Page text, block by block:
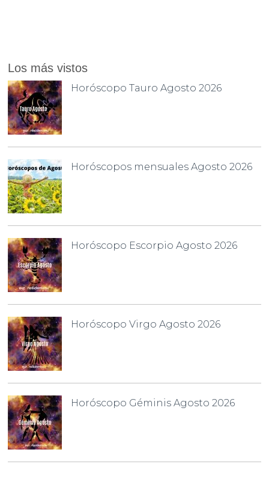
Los más vistos
Horóscopo Tauro Agosto 2026
Horóscopos mensuales Agosto 2026
Horóscopo Escorpio Agosto 2026
Horóscopo Virgo Agosto 2026
Horóscopo Géminis Agosto 2026